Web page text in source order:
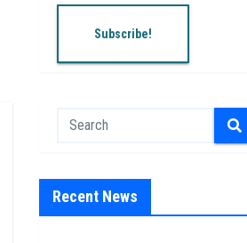
Recent News